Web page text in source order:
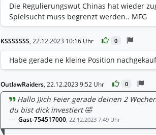
Die Regulierungswut Chinas hat wieder
Spielsucht muss begrenzt werden.. MFG
KSSSSSSS, 22.12.2023 10:16 Uhr 0
Habe gerade ne kleine Position
OutlawRaiders, 22.12.2023 9:52 Uhr 0
Hallo ))ich Feier gerade deinen 2
du bist dick investiert 🤣
Gast-754517000, 22.12.2023 7:49 Uhr